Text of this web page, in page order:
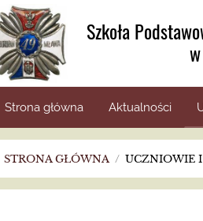
Szkoła
Strona główna Aktualności
STRONA GŁÓWNA / UCZNIOWIE